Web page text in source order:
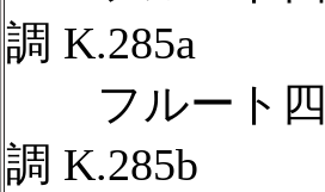
調 K.285a
フルート四
調 K.285b